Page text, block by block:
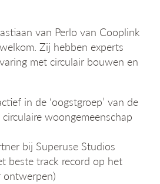
van Perlo van Cooplink
Zij hebben experts
met circulair bouwen en
in de ‘oogstgroep’ van de
woongemeenschap
bij Superuse Studios
beste track record op het
ontwerpen)